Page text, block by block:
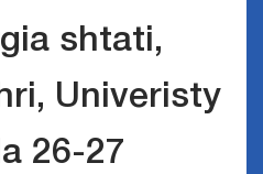
shtati,
Univeristy
26-27